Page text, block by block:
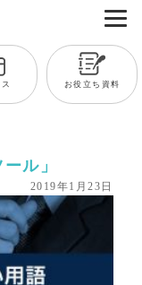
お役立ち資料
ル」
2019年1月23日